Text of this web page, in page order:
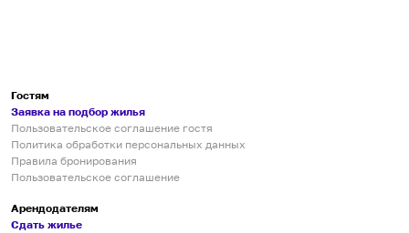
Гостям
Заявка на подбор жилья
Пользовательское соглашение гостя
Политика обработки персональных данных
Правила бронирования
Пользовательское соглашение
Арендодателям
Сдать жилье